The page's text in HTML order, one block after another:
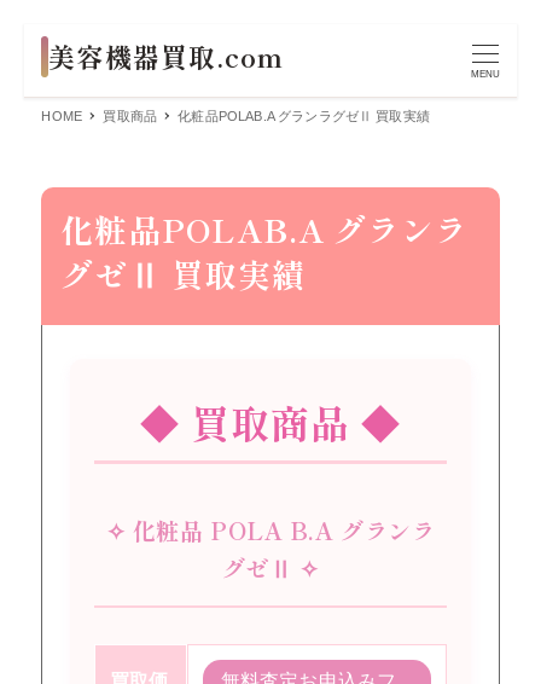
MENU
HOME 買取商品 化粧品POLAB.A グランラグゼⅡ 買取実績
化粧品POLAB.A グランラ
グゼⅡ 買取実績
◆ 買取商品 ◆
✧ 化粧品 POLA B.A グランラ
グゼⅡ ✧